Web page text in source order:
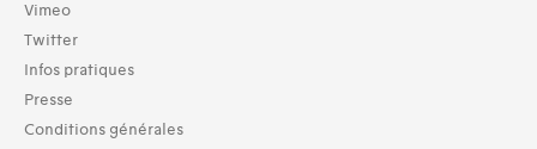
Vimeo
Twitter
Infos pratiques
Presse
Conditions générales